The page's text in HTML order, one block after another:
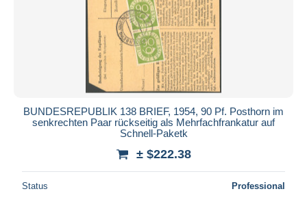
BUNDESREPUBLIK 138 BRIEF, 1954, 90 Pf. Posthorn im
senkrechten Paar rückseitig als Mehrfachfrankatur auf
Schnell-Paketk
± $222.38
Status Professional